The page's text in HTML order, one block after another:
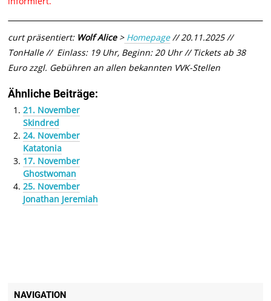
curt präsentiert: Wolf Alice>Homepage// 20.11.2025 //
TonHalle // Einlass: 19 Uhr, Beginn: 20 Uhr // Tickets ab 38
Euro zzgl. Gebühren an allen bekannten VVK-Stellen
Ähnliche Beiträge:
21. November
Skindred
24. November
Katatonia
17. November
Ghostwoman
25. November
Jonathan Jeremiah
NAVIGATION